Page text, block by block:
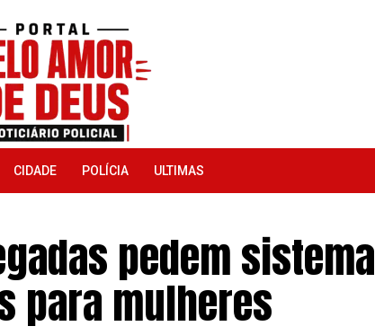
CIDADE POLÍCIA ULTIMAS
pedem sistema
para mulheres